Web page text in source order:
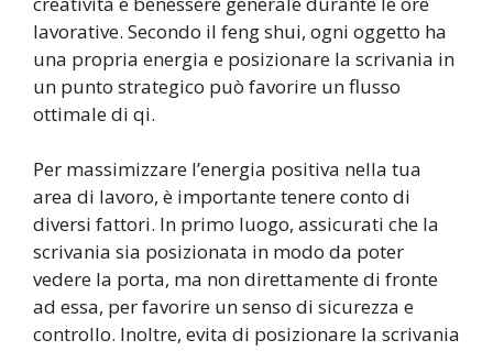
lavorative. Secondo il feng shui, ogni oggetto ha
una propria energia e posizionare la scrivania in
un punto strategico può favorire un flusso
ottimale di qi.
Per massimizzare l’energia positiva nella tua
area di lavoro, è importante tenere conto di
diversi fattori. In primo luogo, assicurati che la
scrivania sia posizionata in modo da poter
vedere la porta, ma non direttamente di fronte
ad essa, per favorire un senso di sicurezza e
controllo. Inoltre, evita di posizionare la scrivania